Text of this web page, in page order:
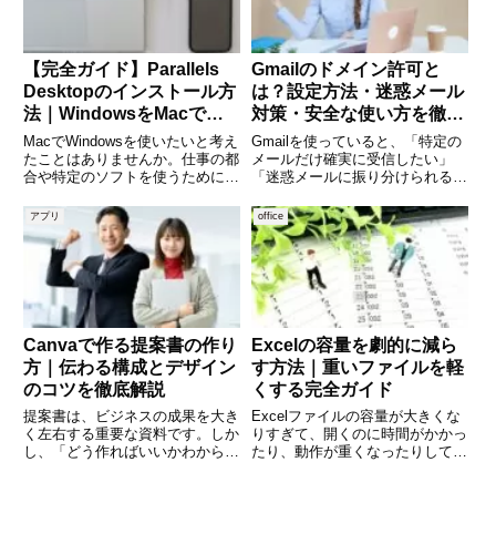
【完全ガイド】Parallels
Desktopのインストール方
法｜WindowsをMacで動
かす手順をわかりやすく解
説
MacでWindowsを使いたいと考え
たことはありませんか。仕事の都
合や特定のソフトを使うために、
は少なくありません。そんなとき
に便利なのがParallels Desktopで
す。本記事では、Parall
Gmailのドメイン許可と
は？設定方法・迷惑メール
対策・安全な使い方を徹底
解説
Gmailを使っていると、「特定の
メールだけ確実に受信したい」
「迷惑メールに振り分けられるの
ませんか。そんなときに役立つの
が「ドメイン許可」という設定で
す。ドメイン許可を活用すれば、
信頼できる送信元からのメール
アプリ
Canvaで作る提案書の作り
方｜伝わる構成とデザイン
のコツを徹底解説
提案書は、ビジネスの成果を大き
く左右する重要な資料です。しか
し、「どう作ればいいかわからな
office
Excelの容量を劇的に減ら
す方法｜重いファイルを軽
くする完全ガイド
Excelファイルの容量が大きくな
りすぎて、開くのに時間がかかっ
たり、動作が重くなったりして困